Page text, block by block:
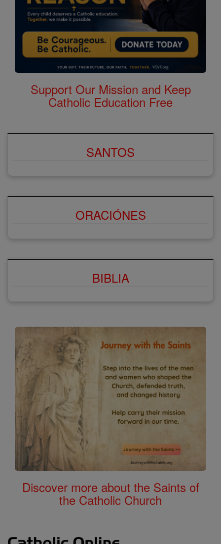
Support Our Mission and Keep
Catholic Education Free
SANTOS
ORACIÓNES
BIBLIA
Discover more about the Saints of
the Catholic Church